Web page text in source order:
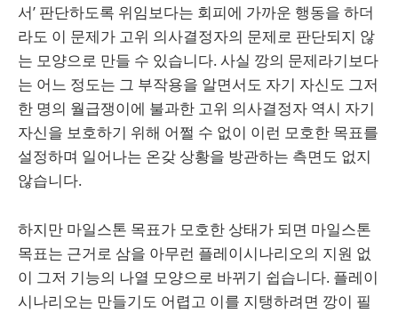
서’ 판단하도록 위임보다는 회피에 가까운 행동을 하더
라도 이 문제가 고위 의사결정자의 문제로 판단되지 않
는 모양으로 만들 수 있습니다. 사실 깡의 문제라기보다
는 어느 정도는 그 부작용을 알면서도 자기 자신도 그저
한 명의 월급쟁이에 불과한 고위 의사결정자 역시 자기
자신을 보호하기 위해 어쩔 수 없이 이런 모호한 목표를
설정하며 일어나는 온갖 상황을 방관하는 측면도 없지
않습니다.
하지만 마일스톤 목표가 모호한 상태가 되면 마일스톤
목표는 근거로 삼을 아무런 플레이시나리오의 지원 없
이 그저 기능의 나열 모양으로 바뀌기 쉽습니다. 플레이
시나리오는 만들기도 어렵고 이를 지탱하려면 깡이 필